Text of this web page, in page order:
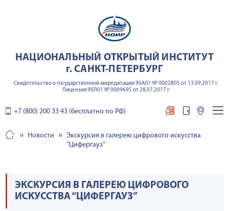
НАЦИОНАЛЬНЫЙ ОТКРЫТЫЙ ИНСТИТУТ
г. САНКТ-ПЕТЕРБУРГ
Свидетельство о государственной аккредитации 90А01 № 0002805 от 13.09.2017 г.
Лицензия 90Л01 № 0009695 от 28.07.2017 г.
+7 (800) 200 33 43 (бесплатно по РФ)
Новости
Экскурсия в галерею цифрового искусства
"Цифергауз"
ЭКСКУРСИЯ В ГАЛЕРЕЮ ЦИФРОВОГО
ИСКУССТВА “ЦИФЕРГАУЗ”